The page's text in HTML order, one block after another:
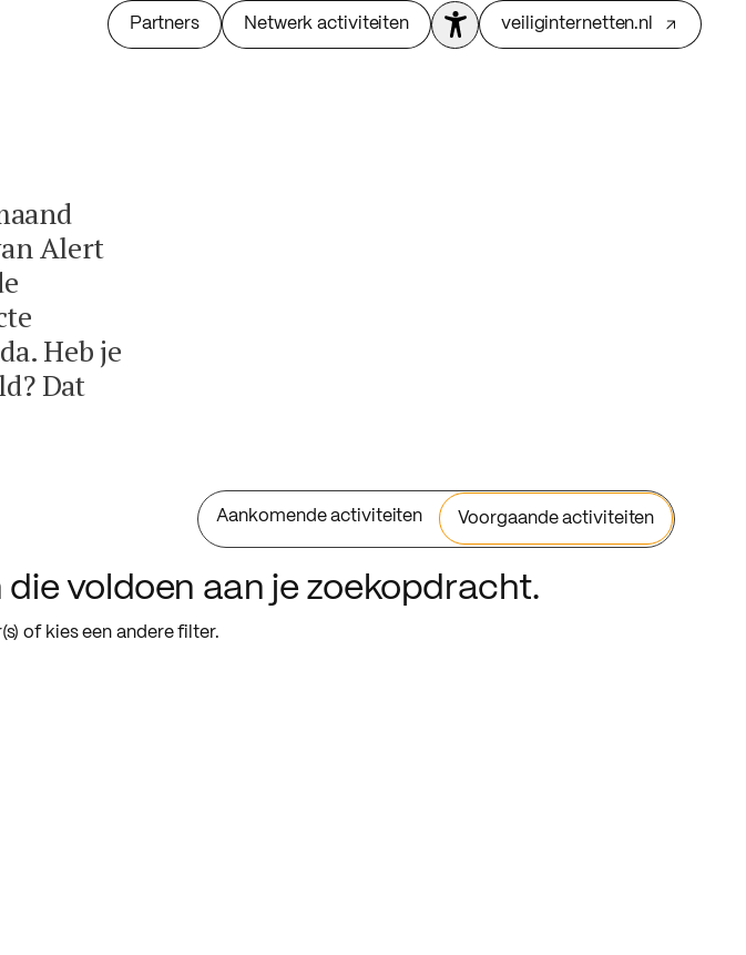
Partners Netwerk activiteiten veiliginternetten.nl
Alert
Heb je
Dat
Aankomende activiteiten Voorgaande activiteiten
voldoen aan je zoekopdracht.
of kies een andere filter.